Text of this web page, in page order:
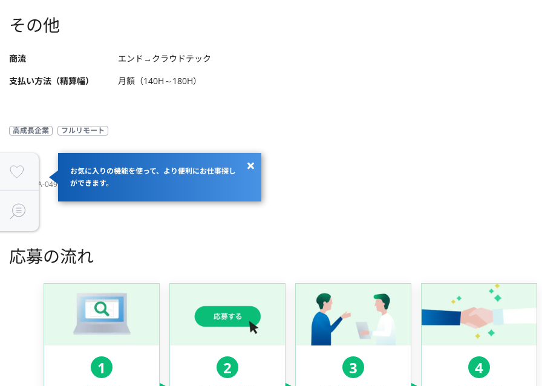
お気に入りの機能を使って、より便利にお仕事探し
ができます。
その他
商流
エンド→クラウドテック
支払い方法（精算幅）
月額（140H～180H）
高成長企業 フルリモート
JOBID：JA-049798
応募の流れ
1 2 3 4